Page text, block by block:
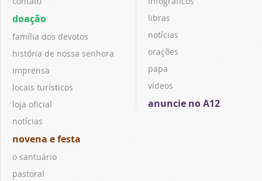
doação
família dos devotos
história de nossa senhora
imprensa
locais turísticos
loja oficial
notícias
novena e festa
o santuário
pastoral
libras
notícias
orações
papa
vídeos
anuncie no A12